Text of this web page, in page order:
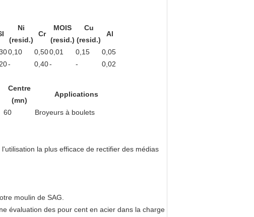
Ni
(resid.)
Cr
MOIS
(resid.)
Cu
(resid.)
Al
0,10 0,500,01 0,15
0,05
- 0,40- -
0,02
Centre
(mn)
Applications
60
Broyeurs à boulets
la plus efficace de rectifier des médias
moulin de SAG.
évaluation des pour cent en acier dans la charge